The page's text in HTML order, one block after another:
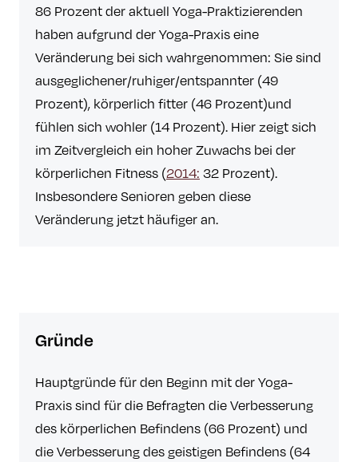
86 Prozent der aktuell Yoga-Praktizierenden
haben aufgrund der Yoga-Praxis eine
Veränderung bei sich wahrgenommen: Sie sind
ausgeglichener/ruhiger/entspannter (49
Prozent), körperlich fitter (46 Prozent)und
fühlen sich wohler (14 Prozent). Hier zeigt sich
im Zeitvergleich ein hoher Zuwachs bei der
körperlichen Fitness (2014: 32 Prozent).
Insbesondere Senioren geben diese
Veränderung jetzt häufiger an.
Gründe
Hauptgründe für den Beginn mit der Yoga-
Praxis sind für die Befragten die Verbesserung
des körperlichen Befindens (66 Prozent) und
die Verbesserung des geistigen Befindens (64